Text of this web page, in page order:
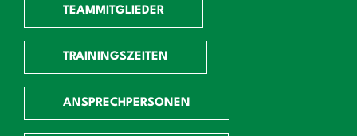
TEAMMITGLIEDER
TRAININGSZEITEN
ANSPRECHPERSONEN